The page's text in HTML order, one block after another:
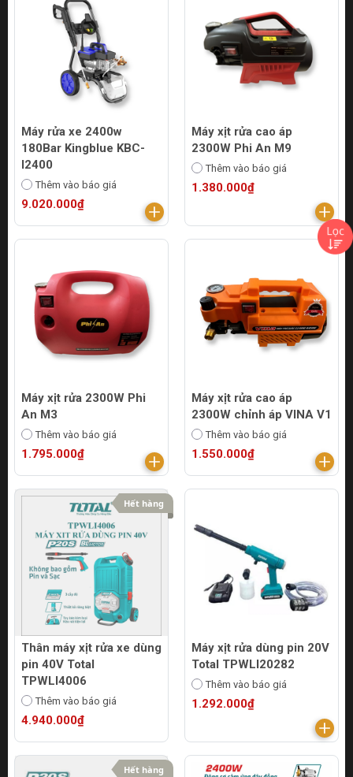
Máy rửa xe 2400w
180Bar Kingblue KBC-
I2400
Thêm vào báo giá
9.020.000₫
Máy xịt rửa cao áp
2300W Phi An M9
Thêm vào báo giá
1.380.000₫
Máy xịt rửa 2300W Phi
An M3
Thêm vào báo giá
1.795.000₫
Máy xịt rửa cao áp
2300W chỉnh áp VINA V1
Thêm vào báo giá
1.550.000₫
Hết hàng
Thân máy xịt rửa xe dùng
pin 40V Total
TPWLI4006
Thêm vào báo giá
4.940.000₫
Máy xịt rửa dùng pin 20V
Total TPWLI20282
Thêm vào báo giá
1.292.000₫
Hết hàng